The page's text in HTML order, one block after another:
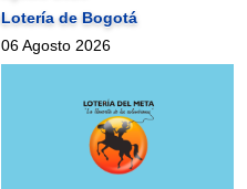
Lotería de Bogotá
06 Agosto 2026